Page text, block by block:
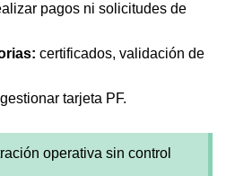
pagos ni solicitudes de
certificados, validación de
tarjeta PF.
operativa sin control